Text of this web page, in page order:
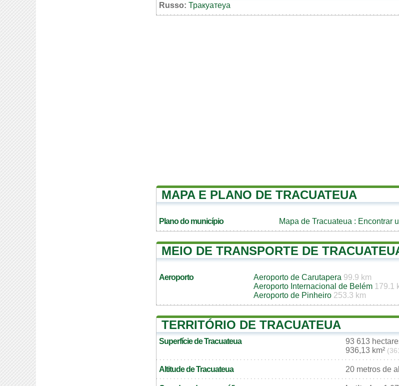
Russo: Тракуатеуа
MAPA E PLANO DE TRACUATEUA
Plano do município Mapa de Tracuateua : Encontrar
MEIO DE TRANSPORTE DE
Aeroporto Aeroporto de Carutapera 99.9 km
Aeroporto Internacional de Belém 179.1
Aeroporto de Pinheiro 253.3 km
TERRITÓRIO DE TRACUATEUA
Superfície de Tracuateua
93 613
936,13 km²
Altitude de Tracuateua 20 metros de